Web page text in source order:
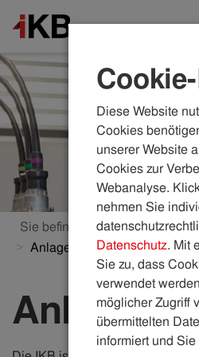
Sie befinden sich hier: ikb.at
Anlagenservice
Diese Website
Cookies
unserer Website
Cookies zur
Webanalyse.
nehmen Sie
Datenschutz. Mit
Sie zu, dass
verwendet
möglicher Zugriff
übermittelten
informiert und